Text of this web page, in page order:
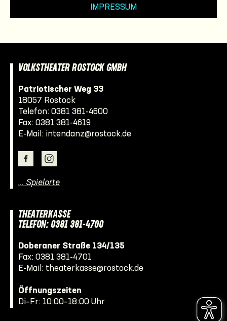
IMPRESSUM
VOLKSTHEATER ROSTOCK GMBH
Patriotischer Weg 33
18057 Rostock
Telefon: 0381 381-4600
Fax: 0381 381-4619
E-Mail: intendanz@rostock.de
… Spielorte
THEATERKASSE
TELEFON: 0381 381-4700
Doberaner Straße 134/135
Fax: 0381 381-4701
E-Mail: theaterkasse@rostock.de
Öffnungszeiten
Di–Fr: 10:00–18:00 Uhr